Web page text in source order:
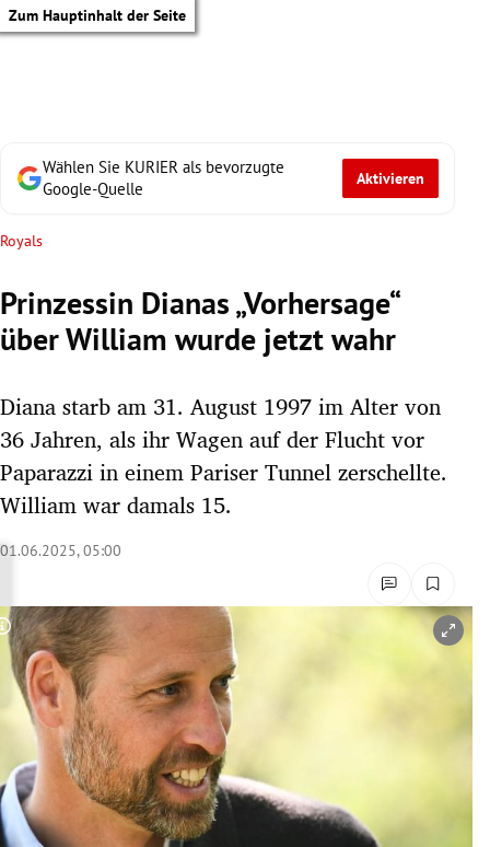
Zum Hauptinhalt der Seite
Untermenü
Untermenü
Untermenü
Untermenü
Untermenü
Untermenü
Untermenü
Untermenü
Wählen Sie KURIER als bevorzugte
Google-Quelle
Aktivieren
Royals
Prinzessin Dianas „Vorhersage“
über William wurde jetzt wahr
Diana starb am 31. August 1997 im Alter von
36 Jahren, als ihr Wagen auf der Flucht vor
Paparazzi in einem Pariser Tunnel zerschellte.
William war damals 15.
01.06.2025, 05:00
Copyright-Hinweis öffnen/schließen